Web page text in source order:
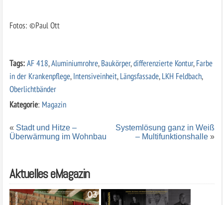
Fotos: ©Paul Ott
Tags:AF 418,Aluminiumrohre, Baukörper,differenzierte Kontur, Farbe
in der Krankenpflege, Intensiveinheit, Längsfassade, LKH Feldbach,
Oberlichtbänder
Kategorie: Magazin
« Stadt und Hitze –
Überwärmung im Wohnbau
Systemlösung ganz in Weiß
– Multifunktionshalle »
Aktuelles eMagazin